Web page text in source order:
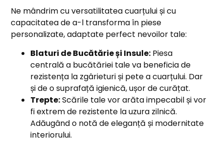
Ne mândrim cu versatilitatea cuarțului și cu
capacitatea de a-l transforma în piese
personalizate, adaptate perfect nevoilor tale:
Blaturi de Bucătărie și Insule: Piesa
centrală a bucătăriei tale va beneficia de
rezistența la zgârieturi și pete a cuarțului. Dar
și de o suprafață igienică, ușor de curățat.
Trepte:Scările tale vor arăta impecabil și vor
fi extrem de rezistente la uzura zilnică.
Adăugând o notă de eleganță și modernitate
interiorului.